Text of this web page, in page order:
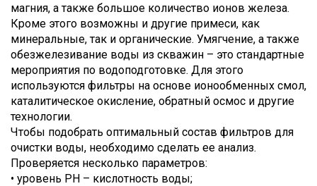
магния, а также большое количество ионов железа.
Кроме этого возможны и другие примеси, как
минеральные, так и органические. Умягчение, а также
обезжелезивание воды из скважин – это стандартные
мероприятия по водоподготовке. Для этого
используются фильтры на основе ионообменных смол,
каталитическое окисление, обратный осмос и другие
технологии.
Чтобы подобрать оптимальный состав фильтров для
очистки воды, необходимо сделать ее анализ.
Проверяется несколько параметров:
• уровень PH – кислотность воды;